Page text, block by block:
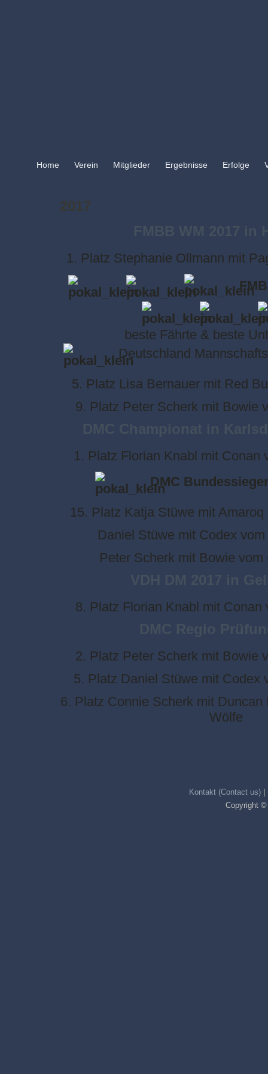
Home Verein Mitglieder Ergebnisse Erfolge
2017
1. Platz Stephanie Ollmann mit
beste Fährte & beste
Deutschland
5. Platz Lisa Bernauer mit Red
9. Platz Peter Scherk mit Bowie
1. Platz Florian Knabl mit Conan
DMC
15. Platz Katja Stüwe mit
Daniel Stüwe mit Codex
Peter Scherk mit Bowie vom
8. Platz Florian Knabl mit Conan
2. Platz Peter Scherk mit Bowie
5. Platz Daniel Stüwe mit Codex
6. Platz Connie Scherk mit Duncan
Wölfe
Kontakt (Contact us)|
Copyright ©